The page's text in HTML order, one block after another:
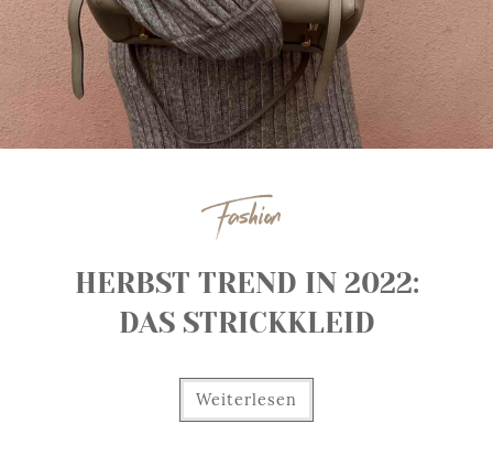
Fashion
HERBST TREND IN 2022:
DAS STRICKKLEID
Weiterlesen